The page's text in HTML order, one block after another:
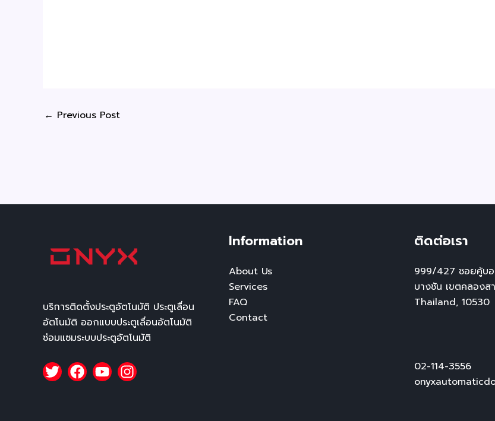
← Previous Post
บริการติดตั้งประตูอัตโนมัติ ประตูเลื่อน
อัตโนมัติ ออกแบบประตูเลื่อนอัตโนมัติ
ซ่อมแซมระบบประตูอัตโนมัติ
Information
About Us
Services
FAQ
Contact
ติดต่อเรา
999/427 ซอยคู้บ
บางชัน เขตคลองส
Thailand, 10530
02-114-3556